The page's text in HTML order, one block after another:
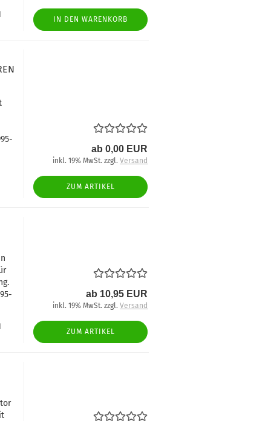
IN DEN WARENKORB
ab 0,00 EUR
inkl. 19% MwSt. zzgl.Versand
ZUM ARTIKEL
ab 10,95 EUR
inkl. 19% MwSt. zzgl.Versand
ZUM ARTIKEL